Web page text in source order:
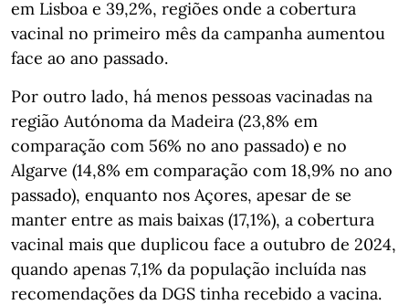
em Lisboa e 39,2%, regiões onde a cobertura
vacinal no primeiro mês da campanha aumentou
face ao ano passado.
Por outro lado, há menos pessoas vacinadas na
região Autónoma da Madeira (23,8% em
comparação com 56% no ano passado) e no
Algarve (14,8% em comparação com 18,9% no ano
passado), enquanto nos Açores, apesar de se
manter entre as mais baixas (17,1%), a cobertura
vacinal mais que duplicou face a outubro de 2024,
quando apenas 7,1% da população incluída nas
recomendações da DGS tinha recebido a vacina.